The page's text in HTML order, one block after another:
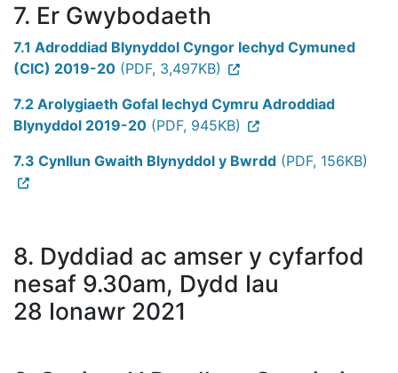
7. Er Gwybodaeth
7.1 Adroddiad Blynyddol Cyngor Iechyd Cymuned
(CIC) 2019-20 (PDF, 3,497KB)
7.2 Arolygiaeth Gofal Iechyd Cymru Adroddiad
Blynyddol 2019-20 (PDF, 945KB)
7.3 Cynllun Gwaith Blynyddol y Bwrdd (PDF, 156KB)
8. Dyddiad ac amser y cyfarfod
nesaf 9.30am, Dydd Iau
28 Ionawr 2021